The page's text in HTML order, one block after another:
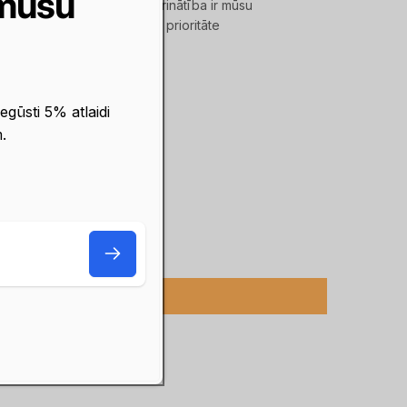
Klientu apmierinātība ir mūsu
galvenā prioritāte
5% atlaidi
E-
pasts